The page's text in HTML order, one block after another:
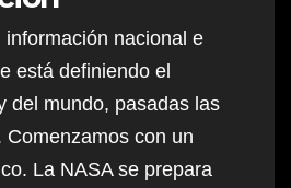
nacional e
está definiendo el
del mundo, pasadas las
Comenzamos con un
La NASA se prepara